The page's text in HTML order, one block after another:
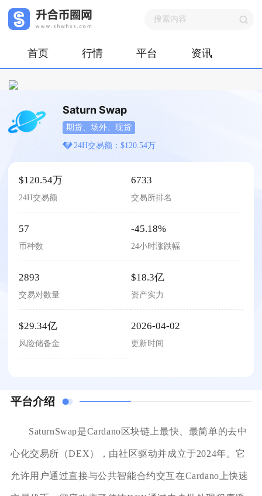
首页 行情 平台 资讯
Saturn Swap
期货、场外、现货
24H交易额：$120.54万
$120.54万
24H交易额
6733
交易所排名
57
币种数
-45.18%
24小时涨跌幅
2893
交易对数量
$18.3亿
资产实力
$29.34亿
风险储备金
2026-04-02
更新时间
平台介绍
SaturnSwap是Cardano区块链上最快、最简单的去中
心化交易所（DEX），由社区驱动并成立于2024年。它
允许用户通过直接与公共智能合约交互在Cardano上快速